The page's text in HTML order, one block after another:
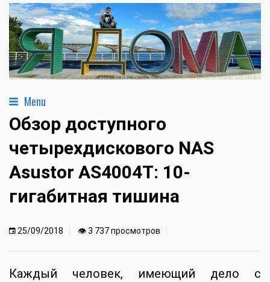
Menu
Обзор доступного
четырехдискового NAS
Asustor AS4004T: 10-
гигабитная тишина
25/09/2018 👁 3 737 просмотров
Каждый человек, имеющий дело с